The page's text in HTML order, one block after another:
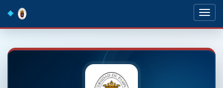
navigation